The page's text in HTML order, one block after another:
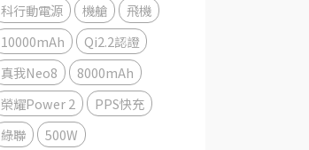
科行動電源
機艙
飛機
10000mAh
Qi2.2認證
真我Neo8
8000mAh
榮耀Power 2
PPS快充
綠聯
500W